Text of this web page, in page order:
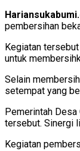
pembersihan
Kegiatan
untuk
Selain
setempat yang
Pemerintah Desa
tersebut. Sinergi
Kegiatan